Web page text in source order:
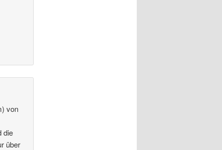
von
die
über